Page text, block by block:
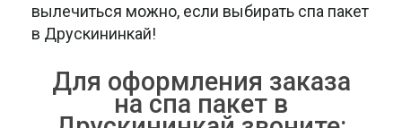
вылечиться можно, если выбирать спа пакет
в Друскининкай!
Для оформления заказа
на спа пакет в